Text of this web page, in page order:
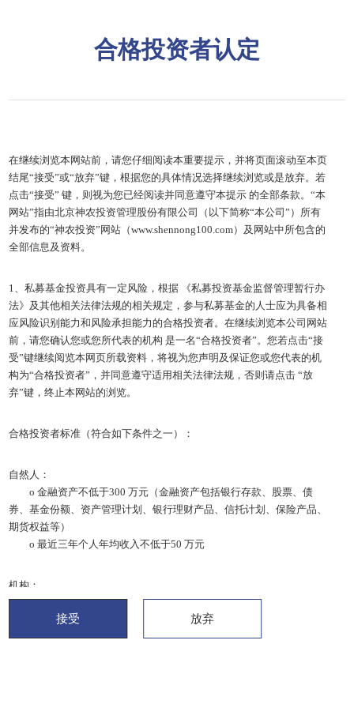
ENGLISH
追随时代王者
合格投资者认定
在继续浏览本网站前，请您仔细阅读本重要提示，并将页面滚动至本页
结尾“接受”或“放弃”键，根据您的具体情况选择继续浏览或是放弃。若
点击“接受” 键，则视为您已经阅读并同意遵守本提示 的全部条款。“本
网站”指由北京神农投资管理股份有限公司（以下简称“本公司”）所有
并发布的“神农投资”网站（www.shennong100.com）及网站中所包含的
全部信息及资料。
1、私募基金投资具有一定风险，根据 《私募投资基金监督管理暂行办
法》及其他相关法律法规的相关规定，参与私募基金的人士应为具备相
应风险识别能力和风险承担能力的合格投资者。在继续浏览本公司网站
前，请您确认您或您所代表的机构 是一名“合格投资者”。您若点击“接
受”键继续阅览本网页所载资料，将视为您声明及保证您或您代表的机
构为“合格投资者”，并同意遵守适用相关法律法规，否则请点击 “放
弃”键，终止本网站的浏览。
合格投资者标准（符合如下条件之一）：
自然人：
o 金融资产不低于300 万元（金融资产包括银行存款、股票、债
券、基金份额、资产管理计划、银行理财产品、信托计划、保险产品、
期货权益等）
o 最近三年个人年均收入不低于50 万元
机构：
o 净资产不低于1000 万元的单位
o 社会保障基金、企业年金等养老基金，慈善基金等社会公益基金
o 依法设立并在基金业协会备案的投资计划 万元
接受 放弃